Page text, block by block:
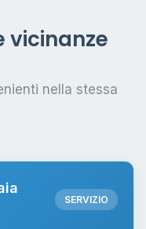
vicinanze
nella stessa
SERVIZIO